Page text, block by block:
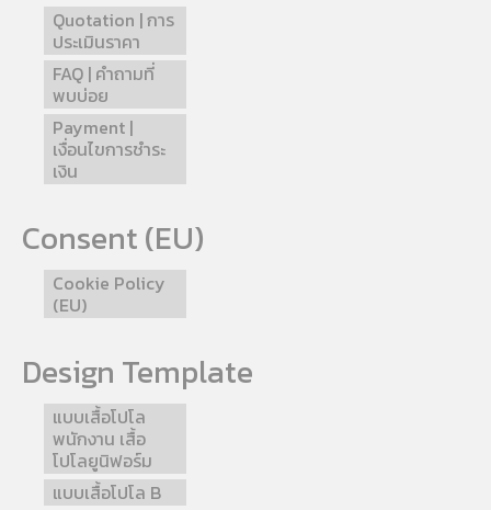
Quotation | การ
ประเมินราคา
FAQ | คำถามที่
พบบ่อย
Payment |
เงื่อนไขการชำระ
เงิน
Consent (EU)
Cookie Policy
(EU)
Design Template
แบบเสื้อโปโล
พนักงาน เสื้อ
โปโลยูนิฟอร์ม
แบบเสื้อโปโล B